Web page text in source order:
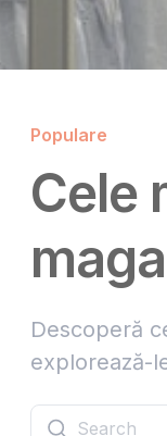
Populare
Cele
Descoperă
explorează-